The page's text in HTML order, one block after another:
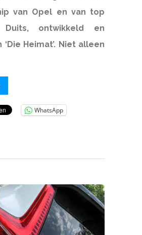
van Opel en van top
ontwikkeld en
Heimat’. Niet alleen
WhatsApp